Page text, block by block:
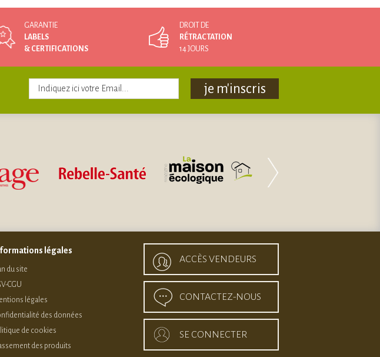
GARANTIE
LABELS
& CERTIFICATIONS
DROIT DE
RÉTRACTATION
14 JOURS
je m'inscris
légales
du site
CGU
légales
des données
de cookies
des produits
ACCÈS VENDEURS
CONTACTEZ-NOUS
SE CONNECTER